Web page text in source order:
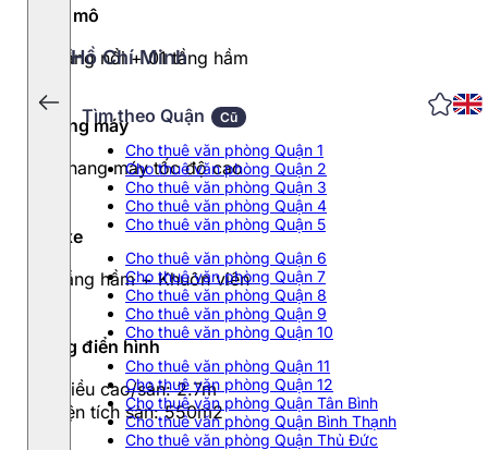
Hồ Chí Minh
Tìm theo Quận Cũ
Cho thuê văn phòng Quận 1
Cho thuê văn phòng Quận 2
Cho thuê văn phòng Quận 3
Cho thuê văn phòng Quận 4
Cho thuê văn phòng Quận 5
Cho thuê văn phòng Quận 6
Cho thuê văn phòng Quận 7
Cho thuê văn phòng Quận 8
Cho thuê văn phòng Quận 9
Cho thuê văn phòng Quận 10
Cho thuê văn phòng Quận 11
Cho thuê văn phòng Quận 12
Cho thuê văn phòng Quận Tân Bình
Cho thuê văn phòng Quận Bình Thạnh
Cho thuê văn phòng Quận Thủ Đức
Quy mô
14 tầng nổi + 01 tầng hầm
Thang máy
02 thang máy tốc độ cao
Đỗ xe
01 tầng hầm + Khuôn viên
Tầng điển hình
- Chiều cao/sàn: 2.7m
- Diện tích sàn: 550m2